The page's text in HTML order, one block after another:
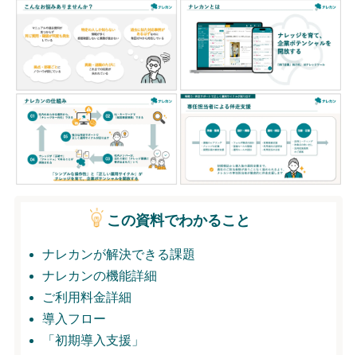
よくある質問
資料ダウンロード
無料トライアル
ログイン
この資料でわかること
ナレカンが解決できる課題
ナレカンの機能詳細
ご利用料金詳細
導入フロー
「初期導入支援」